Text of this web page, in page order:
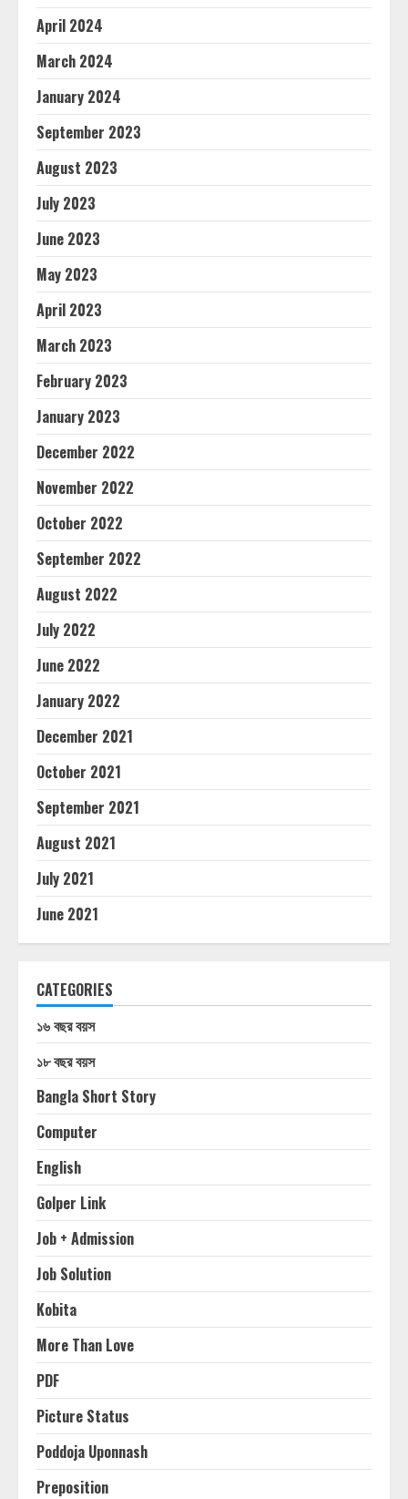
April 2024
March 2024
January 2024
September 2023
August 2023
July 2023
June 2023
May 2023
April 2023
March 2023
February 2023
January 2023
December 2022
November 2022
October 2022
September 2022
August 2022
July 2022
June 2022
January 2022
December 2021
October 2021
September 2021
August 2021
July 2021
June 2021
CATEGORIES
১৬ বছর বয়স
১৮ বছর বয়স
Bangla Short Story
Computer
English
Golper Link
Job + Admission
Job Solution
Kobita
More Than Love
PDF
Picture Status
Poddoja Uponnash
Preposition